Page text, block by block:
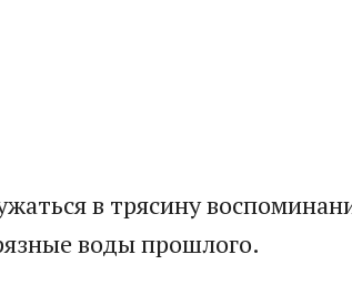
в трясину
воды прошлого.